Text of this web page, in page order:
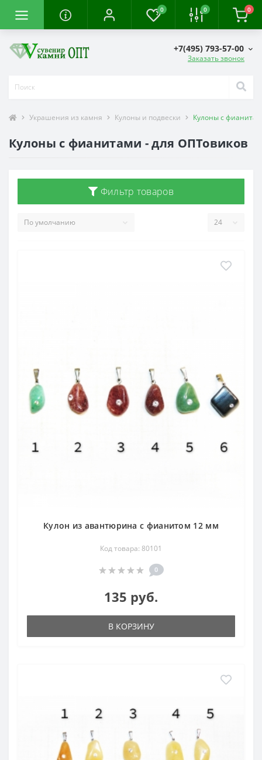
0 0 0
+7(495) 793-57-00
Заказать звонок
Украшения из камня Кулоны и подвески Кулоны с
Кулоны с фианитами - для ОПТовиков
Фильтр товаров
Кулон из авантюрина с фианитом 12 мм
Код товара: 80101
0
135 руб.
В КОРЗИНУ